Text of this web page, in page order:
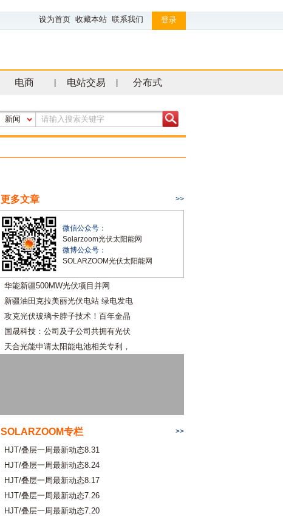
设为首页 收藏本站 联系我们 登录
电商 电站交易 分布式
新闻
更多文章 >>
微信公众号：
Solarzoom光伏太阳能网
微博公众号：
SOLARZOOM光伏太阳能网
华能新疆500MW光伏项目并网
新疆油田克拉美丽光伏电站 绿电发电
攻克光伏玻璃卡脖子技术！百年金晶
国晟科技：公司及子公司共拥有光伏
天合光能申请太阳能电池相关专利，
SOLARZOOM专栏 >>
HJT/叠层一周最新动态8.31
HJT/叠层一周最新动态8.24
HJT/叠层一周最新动态8.17
HJT/叠层一周最新动态7.26
HJT/叠层一周最新动态7.20